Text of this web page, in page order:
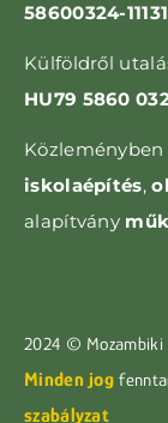
58600324-
Külföldről
HU79 5860
iskolaépítés,
alapítvány
2024 © Mozambiki
Minden jog
szabályzat